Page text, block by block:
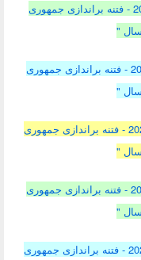
دانلود و مشاهده قسمت دوم از " پروژه 2020 - فتنه براندازی جمهوری
دانلود و مشاهده قسمت سوم از " پروژه 2020 - فتنه براندازی جمهوری
دانلود و مشاهده قسمت چهارم از " پروژه 2020 - فتنه براندازی جمهوری
دانلود و مشاهده قسمت پنجم از " پروژه 2020 - فتنه براندازی جمهوری
دانلود و مشاهده قسمت ششم از " پروژه 2020 - فتنه براندازی جمهوری